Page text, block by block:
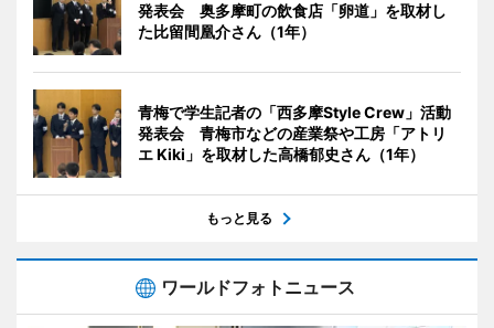
発表会 奥多摩町の飲食店「卵道」を取材し
た比留間凰介さん（1年）
青梅で学生記者の「西多摩Style Crew」活動
発表会 青梅市などの産業祭や工房「アトリ
エ Kiki」を取材した高橋郁史さん（1年）
もっと見る
ワールドフォトニュース